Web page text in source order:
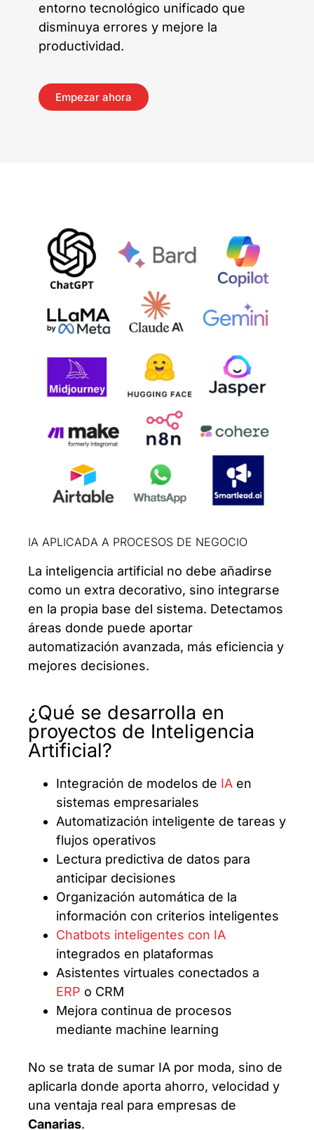
entorno tecnológico unificado que
disminuya errores y mejore la
productividad.
Empezar ahora
IA APLICADA A PROCESOS DE NEGOCIO
La inteligencia artificial no debe añadirse
como un extra decorativo, sino integrarse
en la propia base del sistema. Detectamos
áreas donde puede aportar
automatización avanzada, más eficiencia y
mejores decisiones.
¿Qué se desarrolla en
proyectos de Inteligencia
Artificial?
Integración de modelos de IA en
sistemas empresariales
Automatización inteligente de tareas y
flujos operativos
Lectura predictiva de datos para
anticipar decisiones
Organización automática de la
información con criterios inteligentes
Chatbots inteligentes con IA
integrados en plataformas
Asistentes virtuales conectados a
ERP o CRM
Mejora continua de procesos
mediante machine learning
No se trata de sumar IA por moda, sino de
aplicarla donde aporta ahorro, velocidad y
una ventaja real para empresas de
Canarias.